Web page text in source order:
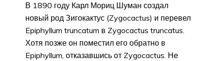
В 1890 году Карл Мориц Шуман создал
новый род Зигокактус (Zygocactus) и перевел
Epiphyllum truncatum в Zygocactus truncatus.
Хотя позже он поместил его обратно в
Epiphyllum, отказавшись от Zygocactus. Не